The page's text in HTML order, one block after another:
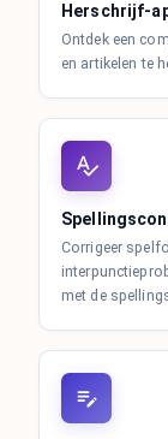
Herschrijf-
Ontdek een
en artikelen te
Corrigeer
met de